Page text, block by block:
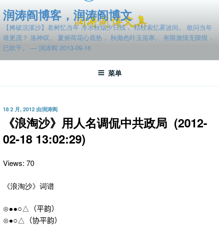
至
容
润涛阎博客，润涛阎博文
【摊破浣溪沙】老树忆当年 冷水秋烟夕日残， 枯枝索忆雾波间。 敢问当年
谁更茂？ 洛神叹。 夏俯荷花心底热， 秋抛色叶玉笛寒。 有限激情无限恨，
已吹干。 — 润涛阎 2013-09-16
菜单
发
18 2 月, 2012 由润涛阎
《浪淘沙》用人名调侃中共政局 (2012-
02-18 13:02:29)
Views: 70
《浪淘沙》词谱
⊙●●○△ （平韵）
⊙●○△ （协平韵）